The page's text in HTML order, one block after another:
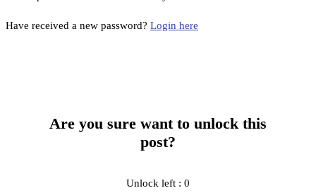
Have received a new password? Login here
Are you sure want to unlock this
post?
Unlock left : 0